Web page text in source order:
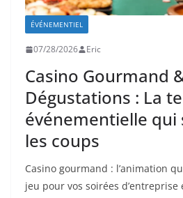
ÉVÉNEMENTIEL
07/28/2026 Eric
Casino Gourmand
Dégustations : La
événementielle qui
les coups
Casino gourmand : l’animation
jeu pour vos soirées